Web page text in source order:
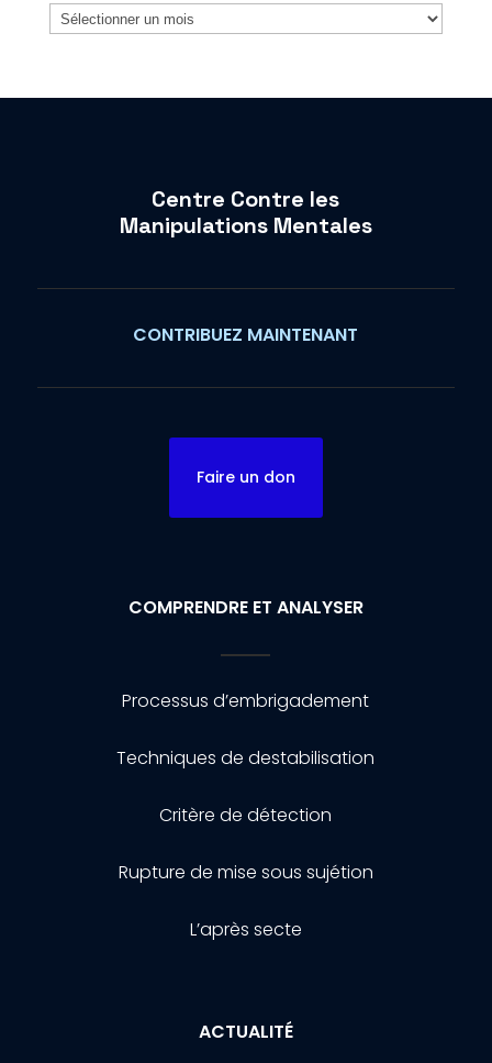
Archives
Centre Contre les
Manipulations Mentales
CONTRIBUEZ MAINTENANT
Faire un don
COMPRENDRE ET ANALYSER
Processus d’embrigadement
Techniques de destabilisation
Critère de détection
Rupture de mise sous sujétion
L’après secte
ACTUALITÉ